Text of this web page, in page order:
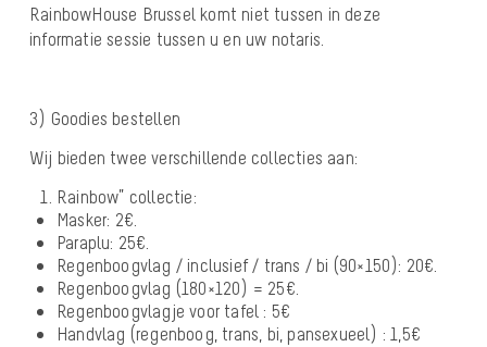
RainbowHouse Brussel komt niet tussen in deze
informatie sessie tussen u en uw notaris.
3) Goodies bestellen
Wij bieden twee verschillende collecties aan:
Rainbow” collectie:
Masker: 2€.
Paraplu: 25€.
Regenboogvlag / inclusief / trans / bi (90×150): 20€.
Regenboogvlag (180×120) = 25€.
Regenboogvlagje voor tafel : 5€
Handvlag (regenboog, trans, bi, pansexueel) : 1,5€